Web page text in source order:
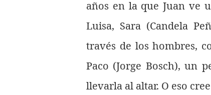
años en la que Juan ve
Luisa, Sara (Candela
través de los hombres,
Paco (Jorge Bosch), un
llevarla al altar. O eso